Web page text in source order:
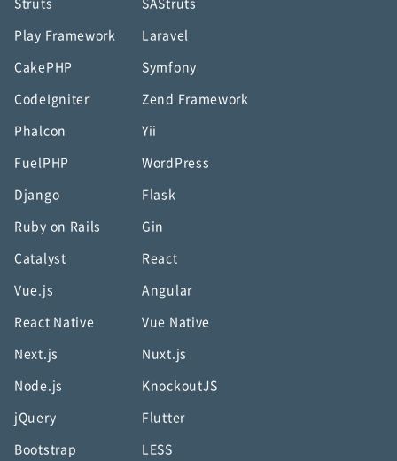
Struts SAStruts
Play Framework Laravel
CakePHP Symfony
CodeIgniter Zend Framework
Phalcon Yii
FuelPHP WordPress
Django Flask
Ruby on Rails Gin
Catalyst React
Vue.js Angular
React Native Vue Native
Next.js Nuxt.js
Node.js KnockoutJS
jQuery Flutter
Bootstrap LESS